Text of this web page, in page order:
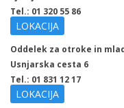
Tel.: 01 320 55 86
LOKACIJA
Oddelek za otroke in
Usnjarska cesta 6
Tel.: 01 831 12 17
LOKACIJA